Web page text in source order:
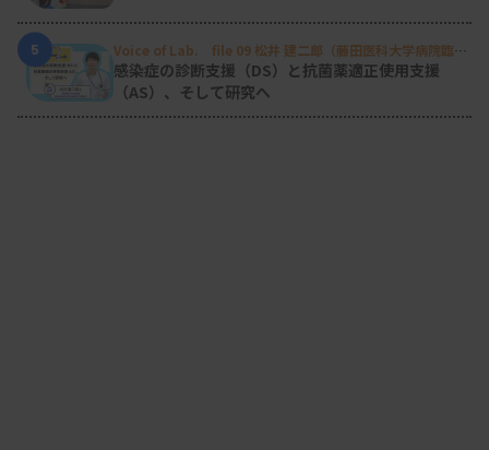
5
Voice of Lab. file 09 松井 建二郎（藤田医科大学病院臨床
検査部微生物遺伝子検査室）
感染症の診断支援（DS）と抗菌薬適正使用支援
（AS）、そして研究へ